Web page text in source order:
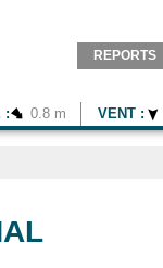
REPORTS
: 0.8 m VENT :